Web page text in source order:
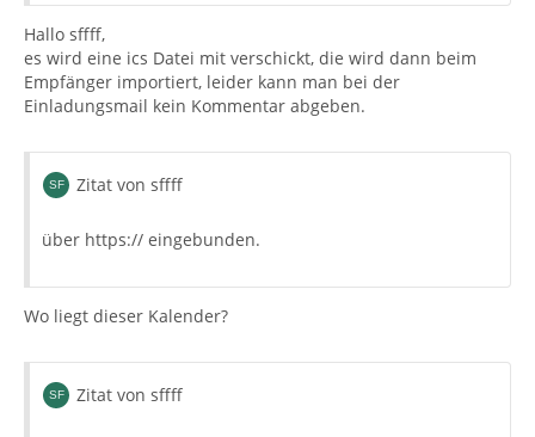
Hallo sffff,
es wird eine ics Datei mit verschickt, die wird dann beim
Empfänger importiert, leider kann man bei der
Einladungsmail kein Kommentar abgeben.
Zitat von sffff
über https:// eingebunden.
Wo liegt dieser Kalender?
Zitat von sffff